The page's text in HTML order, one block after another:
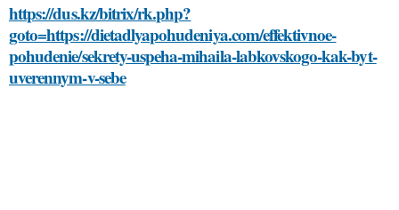
https://dus.kz/bitrix/rk.php?
goto=https://dietadlyapohudeniya.com/effektivnoe-
pohudenie/sekrety-uspeha-mihaila-labkovskogo-kak-byt-
uverennym-v-sebe